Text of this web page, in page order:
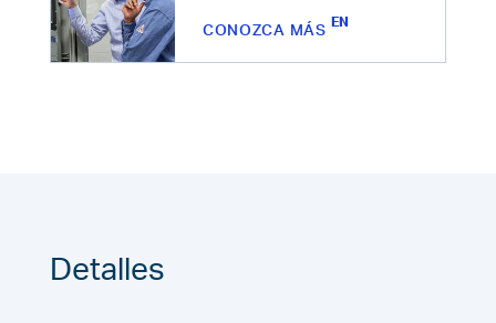
CONOZCA MÁS
Detalles